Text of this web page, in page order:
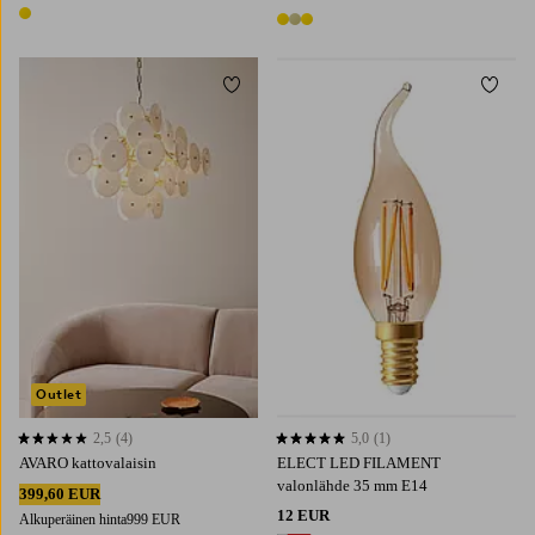
1 väri 3 värejä
AVARO kattovalaisin
399,60 EUR
Alkuperäinen hinta999 EUR
2,5 perustuen 4 arvosanaan
2,5 (4)
Outlet
Lisää suosikkeihin
ELECT LED FILAMENT
valonlähde 35 mm E14
12 EUR
5,0 perustuen 1 arvosanaan
5,0 (1)
Lisää